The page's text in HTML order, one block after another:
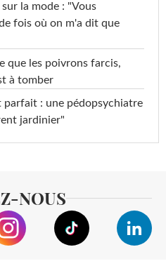
la mode : "Vous
fois où on m'a dit que
que les poivrons farcis,
à tomber
parfait : une pédopsychiatre
jardinier"
NOUS